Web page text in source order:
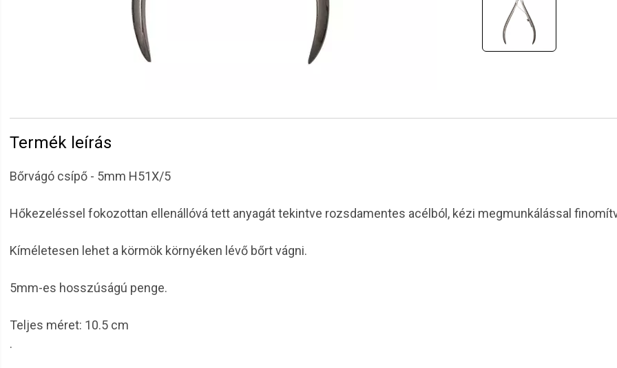
Termék leírás
Bőrvágó csípő - 5mm H51X/5
Hőkezeléssel fokozottan ellenállóvá tett anyagát tekintve rozsdamentes acélból, kézi megmunkálással
Kíméletesen lehet a körmök környéken lévő bőrt vágni.
5mm-es hosszúságú penge.
Teljes méret: 10.5 cm
.